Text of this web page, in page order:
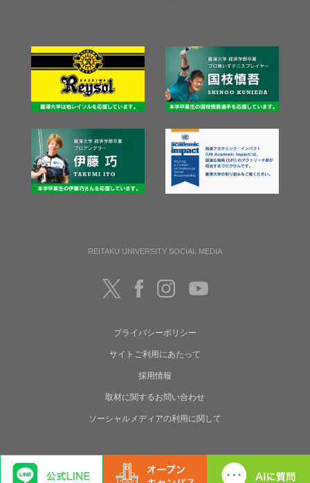
REITAKU UNIVERSITY SOCIAL MEDIA
プライバシーポリシー
サイトご利用にあたって
採用情報
取材に関するお問い合わせ
ソーシャルメディアの利用に関して
Copyright(C) Reitaku University. All rights reserved.